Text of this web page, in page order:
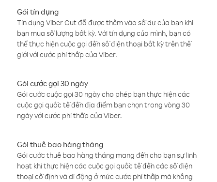
Gói tín dụng
Tín dụng Viber Out đã được thêm vào số dư của bạn khi
bạn mua số lượng bất kỳ. Với tín dụng của mình, bạn có
thể thực hiện cuộc gọi đến số điện thoại bất kỳ trên thế
giới với cước phí thấp của Viber.
Gói cước gọi 30 ngày
Gói cước cuộc gọi 30 ngày cho phép bạn thực hiện các
cuộc gọi quốc tế đến địa điểm bạn chọn trong vòng 30
ngày với cước phí thấp của Viber.
Gói thuê bao hàng tháng
Gói cước thuê bao hàng tháng mang đến cho bạn sự linh
hoạt khi thực hiện các cuộc gọi quốc tế đến các số điện
thoại cố định và di động ở mức cước phí thấp mà không